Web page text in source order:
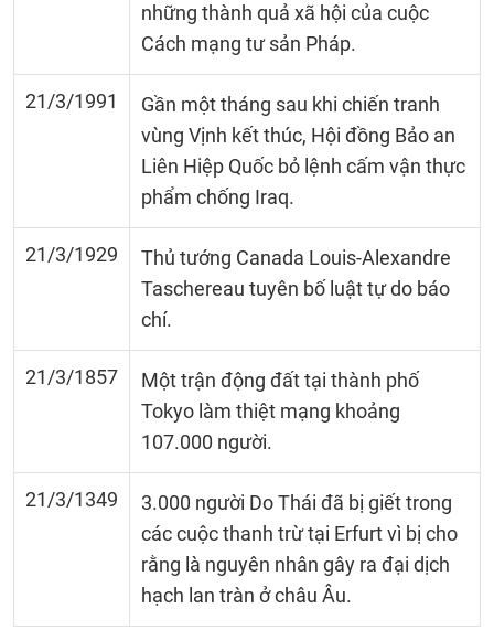
những thành quả xã hội của cuộc
Cách mạng tư sản Pháp.
21/3/1991
Gần một tháng sau khi chiến tranh
vùng Vịnh kết thúc, Hội đồng Bảo an
Liên Hiệp Quốc bỏ lệnh cấm vận thực
phẩm chống Iraq.
21/3/1929
Thủ tướng Canada Louis-Alexandre
Taschereau tuyên bố luật tự do báo
chí.
21/3/1857
Một trận động đất tại thành phố
Tokyo làm thiệt mạng khoảng
107.000 người.
21/3/1349
3.000 người Do Thái đã bị giết trong
các cuộc thanh trừ tại Erfurt vì bị cho
rằng là nguyên nhân gây ra đại dịch
hạch lan tràn ở châu Âu.